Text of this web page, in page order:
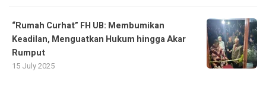
“Rumah Curhat” FH UB: Membumikan
Keadilan, Menguatkan Hukum hingga Akar
Rumput
15 July 2025